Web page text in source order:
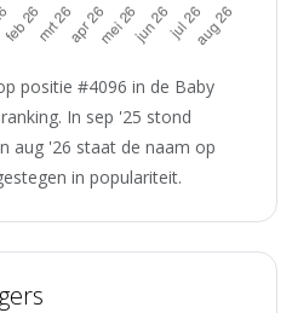
positie #4096 in de Baby
In sep '25 stond
aug '26 staat de naam op
in populariteit.